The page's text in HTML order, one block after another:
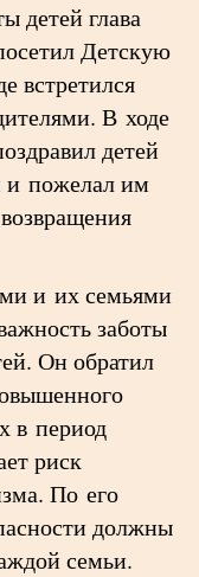
детей глава
Детскую
встретился
В ходе
детей
и пожелал им
и их семьями
заботы
Он обратил
в период
риск
По его
должны
семьи.